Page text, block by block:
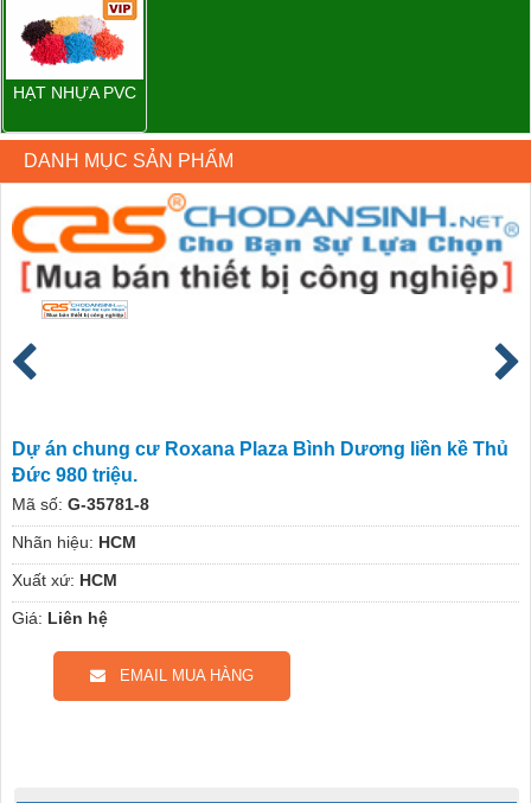
Đài Loan
HẠT NHỰA PVC
DANH MỤC SẢN PHẨM
Dự án chung cư Roxana Plaza Bình Dương liền kề Thủ
Đức 980 triệu.
Mã số: G-35781-8
Nhãn hiệu: HCM
Xuất xứ: HCM
Giá: Liên hệ
EMAIL MUA HÀNG